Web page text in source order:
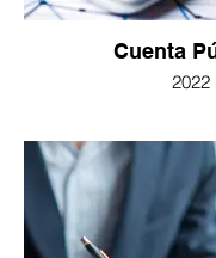
Cuenta
2022